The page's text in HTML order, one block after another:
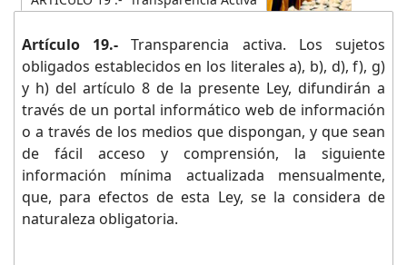
Artículo 19.-
Transparencia activa. Los sujetos
obligados establecidos en los literales a), b), d), f), g)
y h) del artículo 8 de la presente Ley, difundirán a
través de un portal informático web de información
o a través de los medios que dispongan, y que sean
de fácil acceso y comprensión, la siguiente
información mínima actualizada mensualmente,
que, para efectos de esta Ley, se la considera de
naturaleza obligatoria.